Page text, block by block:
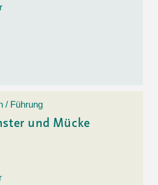
/ Führung
und Mücke